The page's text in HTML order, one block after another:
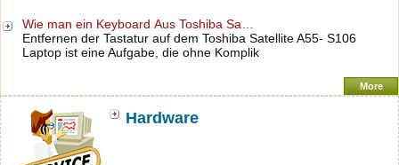
Wie man ein Keyboard Aus Toshiba Sa…
Entfernen der Tastatur auf dem Toshiba Satellite A55- S106
Laptop ist eine Aufgabe, die ohne Komplik
More
Hardware